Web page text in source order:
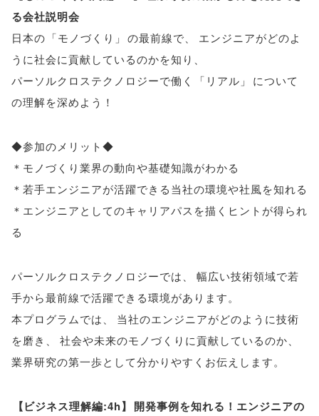
る会社説明会
日本の 「モノづくり 」 の最前線で
エンジニアがどのよ
うに社会に貢献しているのかを知り
パーソルクロステクノロジーで働く
「 リアル 」
について
の理解を深めよう！
◆参加のメリット◆
＊モノづくり業界の動向や基礎知識がわかる
＊若手エンジニアが活躍できる当社の環境や社風を知れる
＊エンジニアとしてのキャリアパスを描くヒントが得られ
る
パーソルクロステクノロジーでは
幅広い技術領域で若
手から最前線で活躍できる環境があります。
本プログラムでは
当社のエンジニアがどのように技術
を磨き
社会や未来のモノづくりに貢献しているのか
業界研究の第一歩として分かりやすくお伝えします。
【ビジネス理解編:4h】 開発事例を知れる！エンジニアの